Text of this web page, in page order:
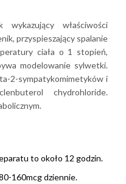
właściwości
przyspieszający spalanie
ciała o 1 stopień,
modelowanie sylwetki.
2-sympatykomimetyków i
chydrohloride.
to około 12 godzin.
160mcg dziennie.